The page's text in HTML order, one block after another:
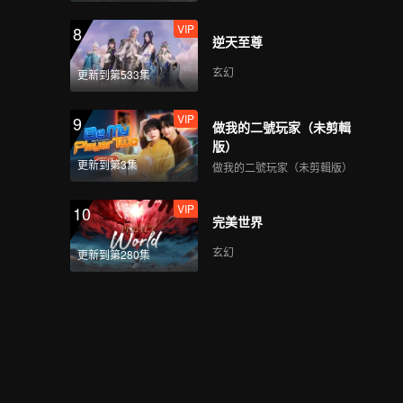
8
更新到第533集
VIP
逆天至尊
玄幻
9
更新到第3集
VIP
做我的二號玩家（未剪輯
版）
做我的二號玩家（未剪輯版）
10
更新到第280集
VIP
完美世界
玄幻